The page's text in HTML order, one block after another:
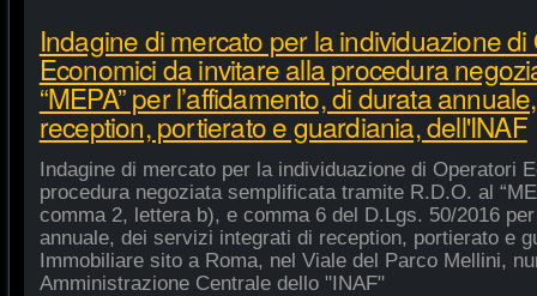
Indagine di mercato per la individuazione
Economici da invitare alla procedura
“MEPA” per l’affidamento, di durata
reception, portierato e guardiania, dell'INAF
Indagine di mercato per la individuazione di Operatori
procedura negoziata semplificata tramite R.D.O. al
comma 2, lettera b), e comma 6 del D.Lgs. 50/2016
annuale, dei servizi integrati di reception, portierato e
Immobiliare sito a Roma, nel Viale del Parco Mellini,
Amministrazione Centrale dello "INAF"